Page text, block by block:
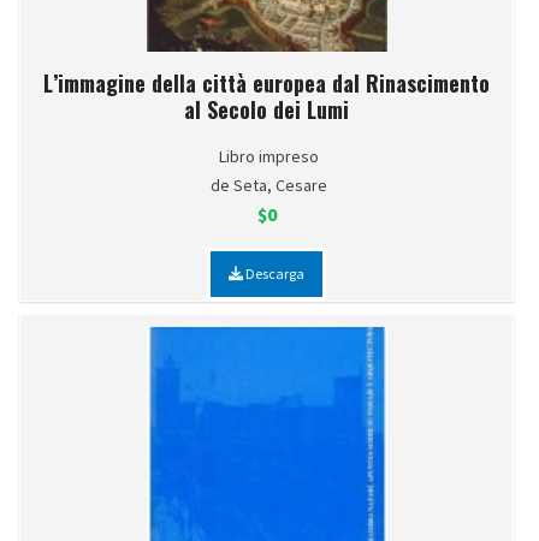
L’immagine della città europea dal Rinascimento
al Secolo dei Lumi
Libro impreso
de Seta, Cesare
$0
Descarga